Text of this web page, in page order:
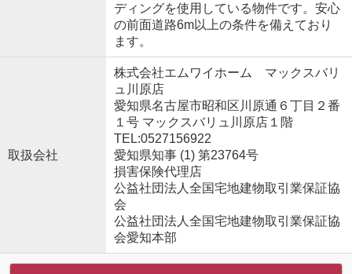
ディングを使用している物件です。安心
の前面道路6m以上の条件を備えており
ます。
取扱会社
株式会社エムワイホーム マックスバリ
ュ川原店
愛知県名古屋市昭和区川原通６丁目２番
１号 マックスバリュ川原店１階
TEL:0527156922
愛知県知事 (1) 第23764号
損害保険代理店
公益社団法人全国宅地建物取引業保証協
会
公益社団法人全国宅地建物取引業保証協
会愛知本部